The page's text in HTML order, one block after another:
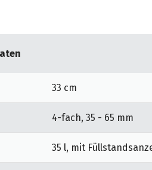
33 cm
4-fach, 35 - 65 mm
35 l, mit